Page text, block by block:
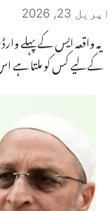
اپریل 23, 2026
یہ واقعہ ایس کے پہلے
کے لیے کس کو ملتا ہے